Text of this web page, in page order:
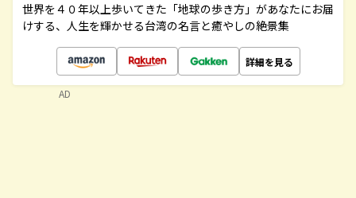
世界を４０年以上歩いてきた「地球の歩き方」があなたにお届
けする、人生を輝かせる台湾の名言と癒やしの絶景集
詳細を見る
AD